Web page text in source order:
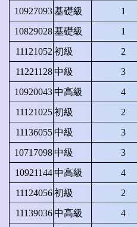
10927093基礎級
1
10829028基礎級
1
11121052 初級
2
11221128中級
3
10920043中高級
4
11121025初級
2
11136055中級
3
10717098中級
3
10921144中高級
4
11124056初級
2
11139036中高級
4